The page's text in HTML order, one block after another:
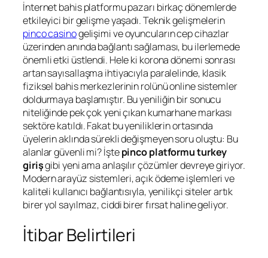
İnternet bahis platformu pazarı birkaç dönemlerde
etkileyici bir gelişme yaşadı. Teknik gelişmelerin
pinco casinogelişimi ve oyuncuların cep cihazlar
üzerinden anında bağlantı sağlaması, bu ilerlemede
önemli etki üstlendi. Hele ki korona dönemi sonrası
artan sayısallaşma ihtiyacıyla paralelinde, klasik
fiziksel bahis merkezlerinin rolünü online sistemler
doldurmaya başlamıştır. Bu yeniliğin bir sonucu
niteliğinde pek çok yeni çıkan kumarhane markası
sektöre katıldı. Fakat bu yeniliklerin ortasında
üyelerin aklında sürekli değişmeyen soru oluştu: Bu
alanlar güvenli mi? İştepinco platformu turkey
girişgibi yeni ama anlaşılır çözümler devreye giriyor.
Modern arayüz sistemleri, açık ödeme işlemleri ve
kaliteli kullanıcı bağlantısıyla, yenilikçi siteler artık
birer yol sayılmaz, ciddi birer fırsat haline geliyor.
İtibar Belirtileri